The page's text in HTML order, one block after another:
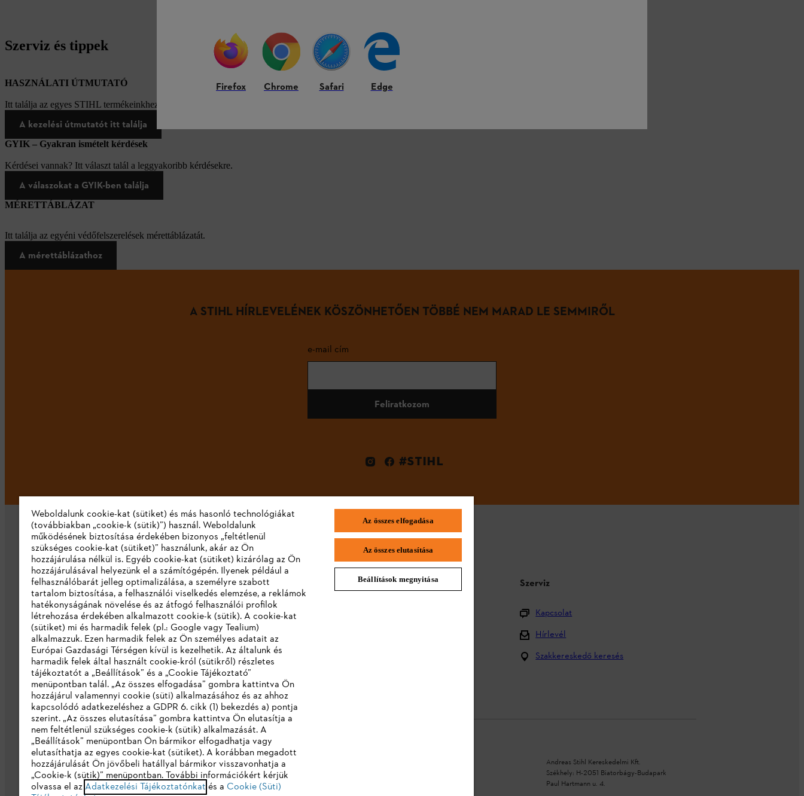
Szerviz és tippek
HASZNÁLATI ÚTMUTATÓ
Itt találja az egyes STIHL termékeinkhez tartozó használati útmutatókat.
A kezelési útmutatót itt találja
GYIK – Gyakran ismételt kérdések
Kérdései vannak? Itt választ talál a leggyakoribb kérdésekre.
A válaszokat a GYIK-ben találja
MÉRETTÁBLÁZAT
Itt találja az egyéni védőfelszerelések mérettáblázatát.
A mérettáblázathoz
A STIHL HÍRLEVELÉNEK KÖSZÖNHETŐEN TÖBBÉ NEM MARAD LE SEMMIRŐL
e-mail cím
Feliratkozom
#STIHL
Vállalat
Rólunk
Katalógus letöltése
Visszaélés bejelentés
STIHL GYIK Szerviz
Kapcsolat
Hírlevél
Szakkereskedő keresés
Adatvédelem Impresszum Cookie tájékoztató
Andreas Stihl Kereskedelmi Kft.
Székhely: H-2051 Biatorbágy-Budapark
Paul Hartmann u. 4.
Firefox Chrome Safari Edge
Weboldalunk cookie-kat (sütiket) és más hasonló technológiákat
(továbbiakban „cookie-k (sütik)”) használ. Weboldalunk
működésének biztosítása érdekében bizonyos „feltétlenül
szükséges cookie-kat (sütiket)” használunk, akár az Ön
hozzájárulása nélkül is. Egyéb cookie-kat (sütiket) kizárólag az Ön
hozzájárulásával helyezünk el a számítógépén. Ilyenek például a
felhasználóbarát jelleg optimalizálása, a személyre szabott
tartalom biztosítása, a felhasználói viselkedés elemzése, a reklámok
hatékonyságának növelése és az átfogó felhasználói profilok
létrehozása érdekében alkalmazott cookie-k (sütik). A cookie-kat
(sütiket) mi és harmadik felek (pl.: Google vagy Tealium)
alkalmazzuk. Ezen harmadik felek az Ön személyes adatait az
Európai Gazdasági Térségen kívül is kezelhetik. Az általunk és
harmadik felek által használt cookie-król (sütikről) részletes
tájékoztatót a „Beállítások” és a „Cookie Tájékoztató”
menüpontban talál. „Az összes elfogadása” gombra kattintva Ön
hozzájárul valamennyi cookie (süti) alkalmazásához és az ahhoz
kapcsolódó adatkezeléshez a GDPR 6. cikk (1) bekezdés a) pontja
szerint. „Az összes elutasítása” gombra kattintva Ön elutasítja a
nem feltétlenül szükséges cookie-k (sütik) alkalmazását. A
„Beállítások” menüpontban Ön bármikor elfogadhatja vagy
elutasíthatja az egyes cookie-kat (sütiket). A korábban megadott
hozzájárulását Ön jövőbeli hatállyal bármikor visszavonhatja a
„Cookie-k (sütik)” menüpontban. További információkért kérjük
olvassa el azAdatkezelési Tájékoztatónkat és a Cookie (Süti)
Az összes elfogadása
Az összes elutasítása
Beállítások megnyitása